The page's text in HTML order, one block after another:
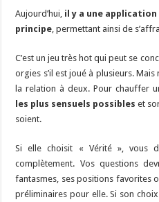
Aujourd’hui, il y a une
principe , permettant ainsi de
C’est un jeu très hot qui peut se
orgies s’il est joué à plusieurs.
la relation à deux. Pour chauffer
les plus sensuels possibles et
soient.
Si elle choisit « Vérité », vous
complètement. Vos questions
fantasmes, ses positions favorites
préliminaires pour elle. Si son